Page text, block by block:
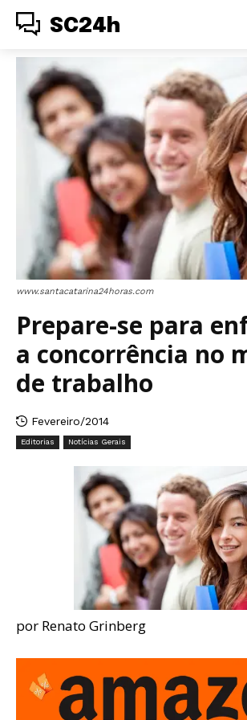
SC24h
www.santacatarina24horas.com
Prepare-se para
a concorrência no
de trabalho
Fevereiro/2014
Editorias Notícias Gerais
por Renato Grinberg